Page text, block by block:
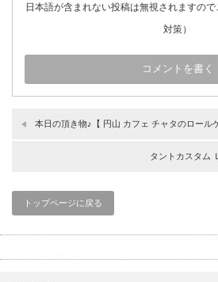
日本語が含まれない投稿は無視されますの
対策）
本日の頂き物♪【 円山 カフェ チャタのロール
タントカスタム
トップページに戻る